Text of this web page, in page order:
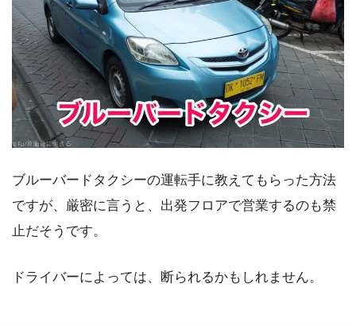
ブルーバードタクシーの運転手に教えてもらった方法
ですが、厳密に言うと、出発フロアで営業するのも禁
止だそうです。
ドライバーによっては、断られるかもしれません。